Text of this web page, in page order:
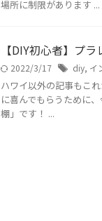
場所に制限があります ...
【DIY初心者】プ
2022/3/17 diy, イ
ハワイ以外の記事もこ
に喜んでもらうために
棚」です！ ...